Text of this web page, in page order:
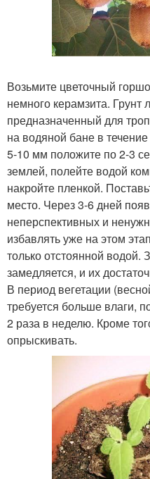
Возьмите цветочный
немного керамзита. Грунт
предназначенный для
на водяной бане в
5-10 мм положите по 2-3
землей, полейте водой
накройте пленкой.
место. Через 3-6 дней
неперспективных и
избавлять уже на этом
только отстоянной водой.
замедляется, и их
В период вегетации
требуется больше влаги,
2 раза в неделю. Кроме
опрыскивать.